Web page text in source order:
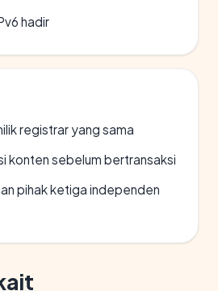
hadir
registrar yang sama
konten sebelum bertransaksi
pihak ketiga independen